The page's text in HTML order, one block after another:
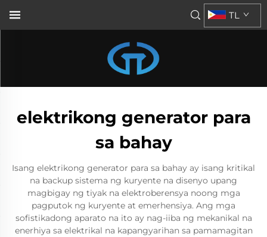
TL
elektrikong generator para
sa bahay
Isang elektrikong generator para sa bahay ay isang kritikal
na backup sistema ng kuryente na disenyo upang
magbigay ng tiyak na elektroberensya noong mga
pagputok ng kuryente at emerhensiya. Ang mga
sofistikadong aparato na ito ay nag-iiba ng mekanikal na
enerhiya sa elektrikal na kapangyarihan sa pamamagitan